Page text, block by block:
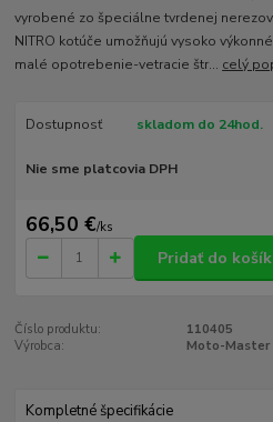
vyrobené zo špeciálne tvrdenej
NITRO kotúče umožňujú vysoko
malé opotrebenie-vetracie štr... celý
Dostupnosť skladom do 24hod.
Nie sme platcovia DPH
66,50 €/ks
Pridať do
Číslo produktu:
110405
Výrobca:
Moto-Master
Kompletné špecifikácie